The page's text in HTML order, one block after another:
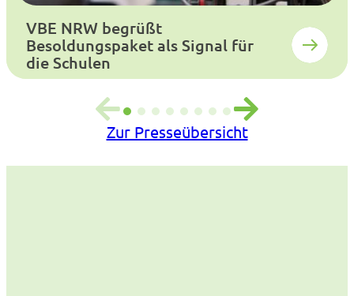
VBE NRW begrüßt
Besoldungspaket als Signal für
die Schulen
Zur Presseübersicht